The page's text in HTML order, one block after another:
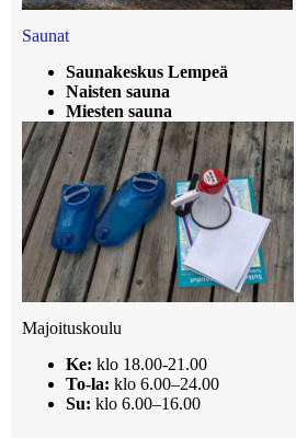
Saunat
Saunakeskus Lempeä
Naisten sauna
Miesten sauna
Majoituskoulu
Ke: klo 18.00-21.00
To-la: klo 6.00–24.00
Su: klo 6.00–16.00